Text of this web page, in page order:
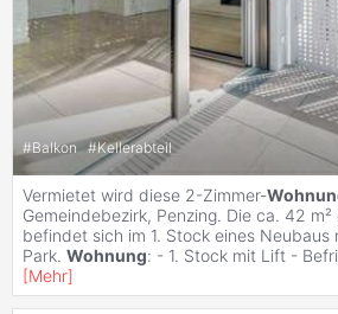
#Balkon #Kellerabteil
Vermietet wird diese 2-Zimmer-
Gemeindebezirk, Penzing. Die ca. 42 m²
befindet sich im 1. Stock eines Neubaus
Park. Wohnung: - 1. Stock mit Lift -
[Mehr]